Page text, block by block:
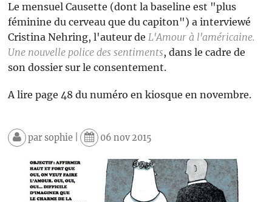
Le mensuel Causette (dont la baseline est "plus
féminine du cerveau que du capiton") a interviewé
Cristina Nehring, l'auteur de L'Amour à l'américaine.
Une nouvelle police des sentiments, dans le cadre de
son dossier sur le consentement.
A lire page 48 du numéro en kiosque en novembre.
parsophie| 06 nov 2015